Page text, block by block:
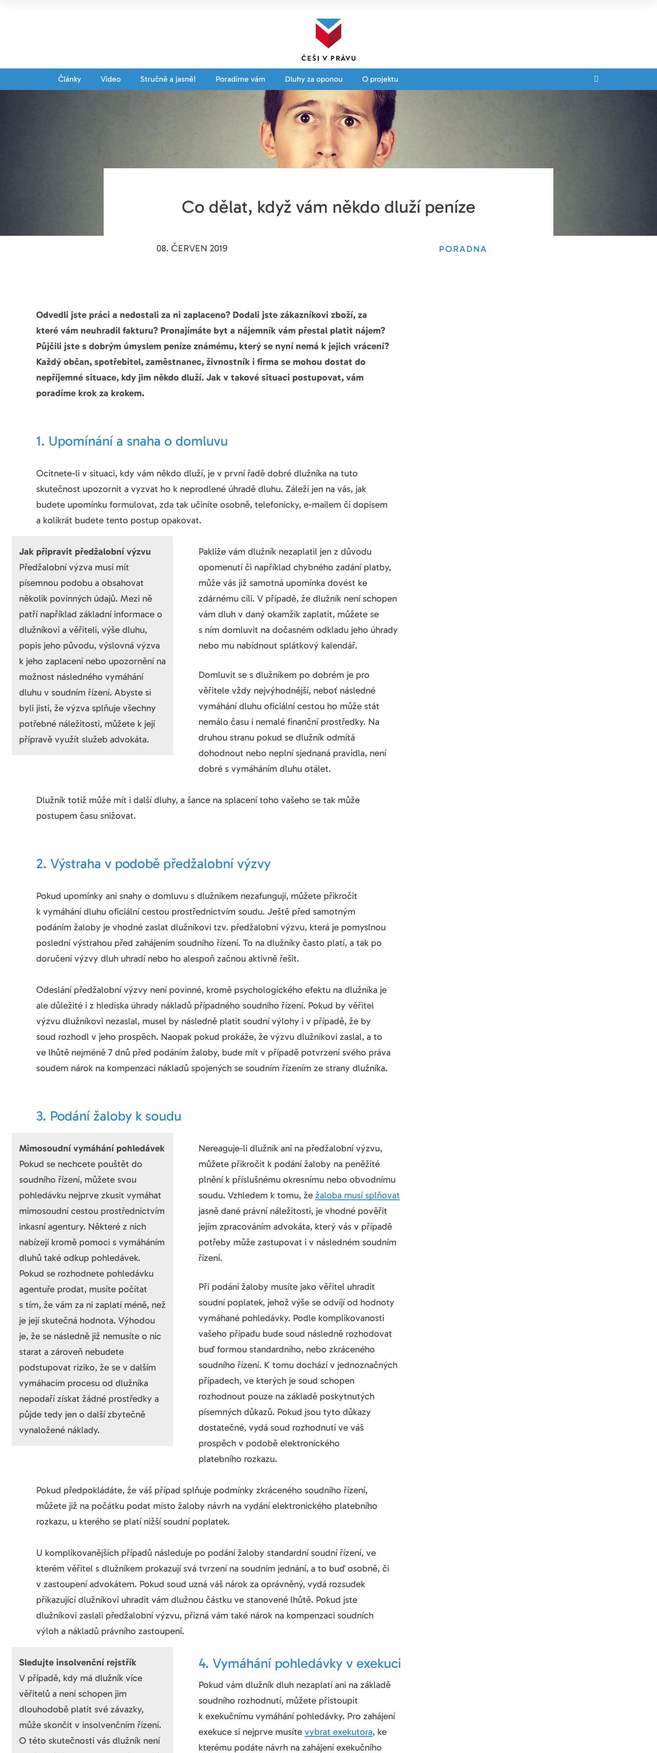
Články Video Stručně a jasně! Poradíme vám Dluhy za oponou O projektu
Co dělat, když vám někdo dluží peníze
08. ČERVEN 2019 PORADNA
Odvedli jste práci a nedostali za ni zaplaceno? Dodali jste zákazníkovi zboží, za
které vám neuhradil fakturu? Pronajímáte byt a nájemník vám přestal platit nájem?
Půjčili jste s dobrým úmyslem peníze známému, který se nyní nemá k jejich vrácení?
Každý občan, spotřebitel, zaměstnanec, živnostník i firma se mohou dostat do
nepříjemné situace, kdy jim někdo dluží. Jak v takové situaci postupovat, vám
poradíme krok za krokem.
1. Upomínání a snaha o domluvu
Ocitnete-li v situaci, kdy vám někdo dluží, je v první řadě dobré dlužníka na tuto
skutečnost upozornit a vyzvat ho k neprodlené úhradě dluhu. Záleží jen na vás, jak
budete upomínku formulovat, zda tak učiníte osobně, telefonicky, e-mailem či dopisem
a kolikrát budete tento postup opakovat.
Jak připravit předžalobní výzvu
Předžalobní výzva musí mít
písemnou podobu a obsahovat
několik povinných údajů. Mezi ně
patří například základní informace o
dlužníkovi a věřiteli, výše dluhu,
popis jeho původu, výslovná výzva
k jeho zaplacení nebo upozornění na
možnost následného vymáhání
dluhu v soudním řízení. Abyste si
byli jisti, že výzva splňuje všechny
potřebné náležitosti, můžete k její
přípravě využít služeb advokáta.
Pakliže vám dlužník nezaplatil jen z důvodu
opomenutí či například chybného zadání platby,
může vás již samotná upomínka dovést ke
zdárnému cíli. V případě, že dlužník není schopen
vám dluh v daný okamžik zaplatit, můžete se
s ním domluvit na dočasném odkladu jeho úhrady
nebo mu nabídnout splátkový kalendář.
Domluvit se s dlužníkem po dobrém je pro
věřitele vždy nejvýhodnější, neboť následné
vymáhání dluhu oficiální cestou ho může stát
nemálo času i nemalé finanční prostředky. Na
druhou stranu pokud se dlužník odmítá
dohodnout nebo neplní sjednaná pravidla, není
dobré s vymáháním dluhu otálet.
Dlužník totiž může mít i další dluhy, a šance na splacení toho vašeho se tak může
postupem času snižovat.
2. Výstraha v podobě předžalobní výzvy
Pokud upomínky ani snahy o domluvu s dlužníkem nezafungují, můžete přikročit
k vymáhání dluhu oficiální cestou prostřednictvím soudu. Ještě před samotným
podáním žaloby je vhodné zaslat dlužníkovi tzv. předžalobní výzvu, která je pomyslnou
poslední výstrahou před zahájením soudního řízení. To na dlužníky často platí, a tak po
doručení výzvy dluh uhradí nebo ho alespoň začnou aktivně řešit.
Odeslání předžalobní výzvy není povinné, kromě psychologického efektu na dlužníka je
ale důležité i z hlediska úhrady nákladů případného soudního řízení. Pokud by věřitel
výzvu dlužníkovi nezaslal, musel by následně platit soudní výlohy i v případě, že by
soud rozhodl v jeho prospěch. Naopak pokud prokáže, že výzvu dlužníkovi zaslal, a to
ve lhůtě nejméně 7 dnů před podáním žaloby, bude mít v případě potvrzení svého práva
soudem nárok na kompenzaci nákladů spojených se soudním řízením ze strany dlužníka.
3. Podání žaloby k soudu
Mimosoudní vymáhání pohledávek
Pokud se nechcete pouštět do
soudního řízení, můžete svou
pohledávku nejprve zkusit vymáhat
mimosoudní cestou prostřednictvím
inkasní agentury. Některé z nich
nabízejí kromě pomoci s vymáháním
dluhů také odkup pohledávek.
Pokud se rozhodnete pohledávku
agentuře prodat, musíte počítat
s tím, že vám za ni zaplatí méně, než
je její skutečná hodnota. Výhodou
je, že se následně již nemusíte o nic
starat a zároveň nebudete
podstupovat riziko, že se v dalším
vymáhacím procesu od dlužníka
nepodaří získat žádné prostředky a
půjde tedy jen o další zbytečně
vynaložené náklady.
Nereaguje-li dlužník ani na předžalobní výzvu,
můžete přikročit k podání žaloby na peněžité
plnění k příslušnému okresnímu nebo obvodnímu
soudu. Vzhledem k tomu, žežaloba musí splňovat
jasně dané právní náležitosti, je vhodné pověřit
jejím zpracováním advokáta, který vás v případě
potřeby může zastupovat i v následném soudním
řízení.
Při podání žaloby musíte jako věřitel uhradit
soudní poplatek, jehož výše se odvíjí od hodnoty
vymáhané pohledávky. Podle komplikovanosti
vašeho případu bude soud následně rozhodovat
buď formou standardního, nebo zkráceného
soudního řízení. K tomu dochází v jednoznačných
případech, ve kterých je soud schopen
rozhodnout pouze na základě poskytnutých
písemných důkazů. Pokud jsou tyto důkazy
dostatečné, vydá soud rozhodnutí ve váš
prospěch v podobě elektronického
platebního rozkazu.
Pokud předpokládáte, že váš případ splňuje podmínky zkráceného soudního řízení,
můžete již na počátku podat místo žaloby návrh na vydání elektronického platebního
rozkazu, u kterého se platí nižší soudní poplatek.
U komplikovanějších případů následuje po podání žaloby standardní soudní řízení, ve
kterém věřitel s dlužníkem prokazují svá tvrzení na soudním jednání, a to buď osobně, či
v zastoupení advokátem. Pokud soud uzná váš nárok za oprávněný, vydá rozsudek
přikazující dlužníkovi uhradit vám dlužnou částku ve stanovené lhůtě. Pokud jste
dlužníkovi zaslali předžalobní výzvu, přizná vám také nárok na kompenzaci soudních
výloh a nákladů právního zastoupení.
Sledujte insolvenční rejstřík
V případě, kdy má dlužník více
věřitelů a není schopen jim
dlouhodobě platit své závazky,
může skončit v insolvenčním řízení.
O této skutečnosti vás dlužník není
4. Vymáhání pohledávky v exekuci
Pokud vám dlužník dluh nezaplatí ani na základě
soudního rozhodnutí, můžete přistoupit
k exekučnímu vymáhání pohledávky. Pro zahájení
exekuce si nejprve musítevybrat exekutora, ke
kterému podáte návrh na zahájení exekučního